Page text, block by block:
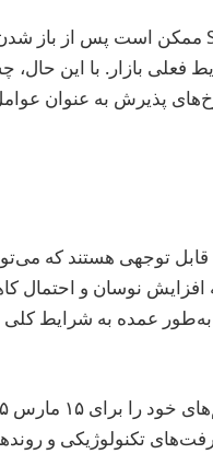
فعلی بازار. با این حال،
پذیرش به عنوان
توجهی هستند که می‌توانند
افزایش نوسان و احتمال
عمده به شرایط کلی
تکنولوژیکی و